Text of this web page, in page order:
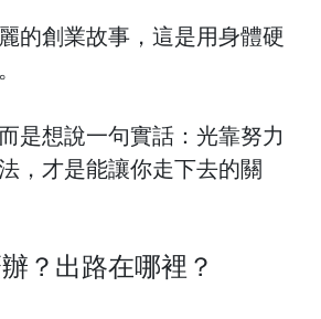
的創業故事，這是用身體硬
是想說一句實話：光靠努力
，才是能讓你走下去的關
？出路在哪裡？